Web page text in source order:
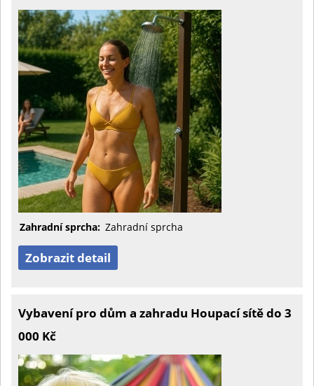
Zahradní sprcha: Zahradní sprcha
Zobrazit detail
Vybavení pro dům a zahradu Houpací sítě do 3
000 Kč